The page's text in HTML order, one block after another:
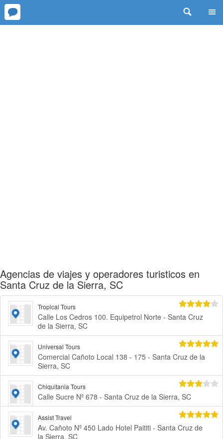
Agencias de viajes y operadores turisticos en
Santa Cruz de la Sierra, SC
Tropical Tours
Calle Los Cedros 100. Equipetrol Norte - Santa Cruz
de la Sierra, SC
Universal Tours
Comercial Cañoto Local 138 - 175 - Santa Cruz de la
Sierra, SC
Chiquitania Tours
Calle Sucre Nº 678 - Santa Cruz de la Sierra, SC
Assist Travel
Av. Cañoto Nº 450 Lado Hotel Paititi - Santa Cruz de
la Sierra, SC